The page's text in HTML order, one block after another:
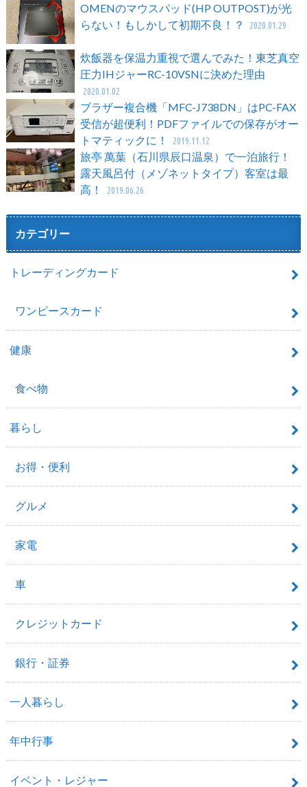
OMENのマウスパッド(HP OUTPOST)が光
らない！もしかして初期不良！？
2020.01.29
炊飯器を保温力重視で選んでみた！東芝真空
圧力IHジャーRC-10VSNに決めた理由
2020.01.02
ブラザー複合機「MFC-J738DN」はPC-FAX
受信が超便利！PDFファイルでの保存がオー
トマティックに！
2019.11.12
旅亭 萬葉（石川県辰口温泉）で一泊旅行！
露天風呂付（メゾネットタイプ）客室は最
高！
2019.06.26
カテゴリー
トレーディングカード
ワンピースカード
健康
食べ物
暮らし
お得・便利
グルメ
家電
車
クレジットカード
銀行・証券
一人暮らし
年中行事
イベント・レジャー